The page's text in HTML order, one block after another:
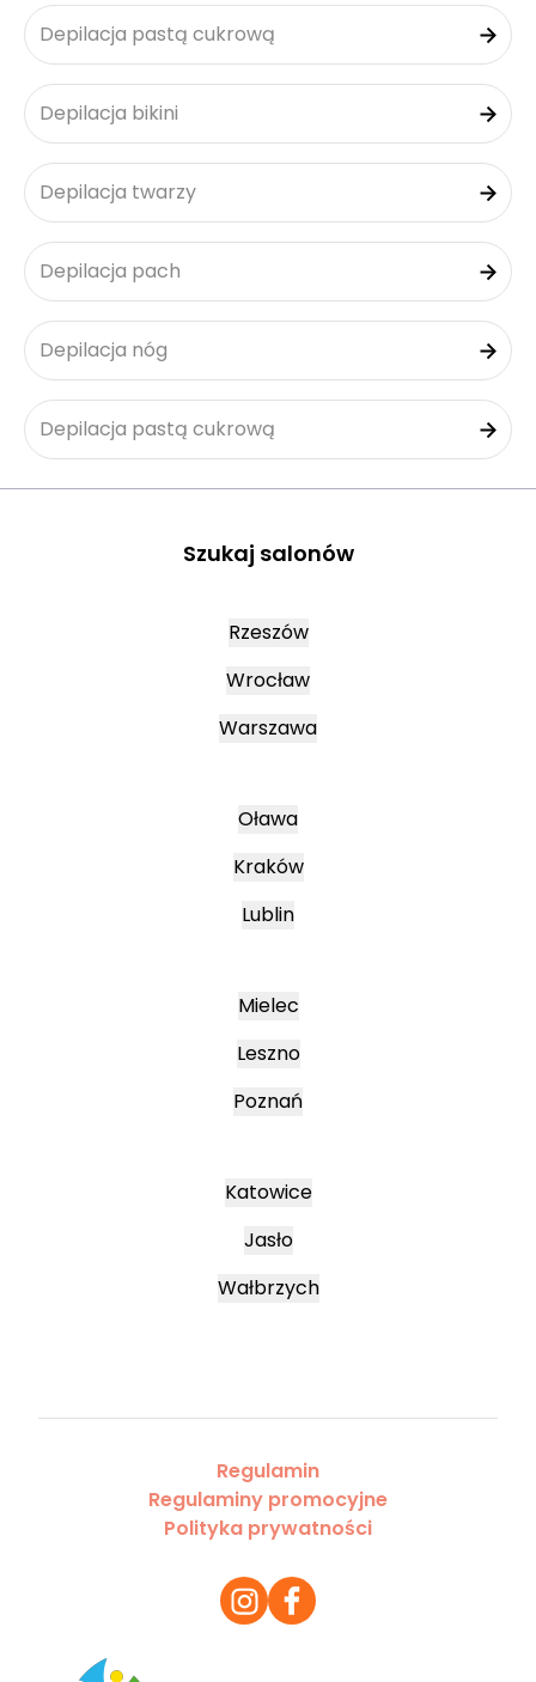
Depilacja pastą cukrową
Depilacja bikini
Depilacja twarzy
Depilacja pach
Depilacja nóg
Depilacja pastą cukrową
Szukaj salonów
Rzeszów
Wrocław
Warszawa
Oława
Kraków
Lublin
Mielec
Leszno
Poznań
Katowice
Jasło
Wałbrzych
Regulamin
Regulaminy promocyjne
Polityka prywatności